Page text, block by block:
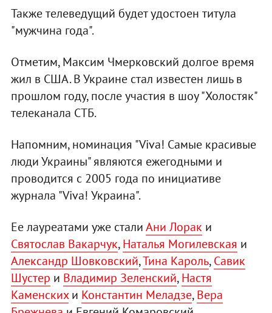
Также телеведущий будет удостоен титула
"мужчина года".
Отметим, Максим Чмерковский долгое время
жил в США. В Украине стал известен лишь в
прошлом году, после участия в шоу "Холостяк"
телеканала СТБ.
Напомним, номинация "Viva! Самые красивые
люди Украины" являются ежегодными и
проводится с 2005 года по инициативе
журнала "Viva! Украина".
Ее лауреатами уже сталиАни Лорак и
Святослав Вакарчук,Наталья Могилевская и
Александр Шовковский,Тина Кароль,Савик
Шустер и Владимир Зеленский,Настя
Каменскихи Константин Меладзе,Вера